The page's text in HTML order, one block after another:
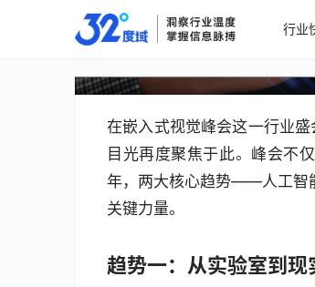
行业
嵌入式AI与视觉领
在嵌入式视觉峰会这一行业
目光再度聚焦于此。峰会不
年，两大核心趋势——人工智
关键力量。
趋势一：从实验室到